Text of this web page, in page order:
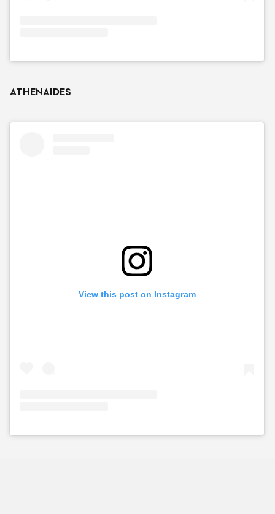
ATHENAIDES
View this post on Instagram